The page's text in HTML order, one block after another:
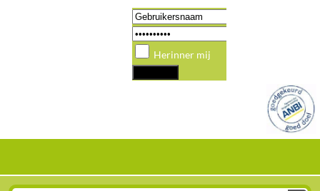
Herinner mij